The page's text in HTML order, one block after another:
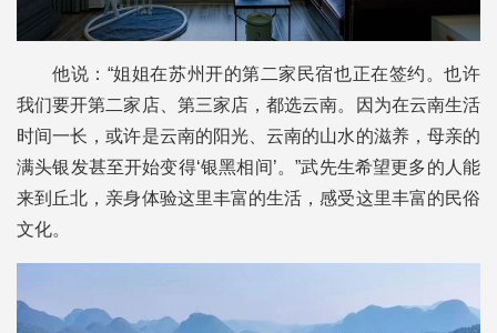
他说：“姐姐在苏州开的第二家民宿也正在签约。也许
我们要开第二家店、第三家店，都选云南。因为在云南生活
时间一长，或许是云南的阳光、云南的山水的滋养，母亲的
满头银发甚至开始变得‘银黑相间’。”武先生希望更多的人能
来到丘北，亲身体验这里丰富的生活，感受这里丰富的民俗
文化。